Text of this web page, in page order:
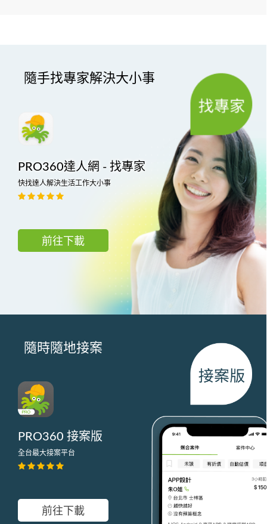
隨手找專家解決大小事
PRO360達人網 - 找專家
快找達人解決生活工作大小事
前往下載
隨時隨地接案
PRO360 接案版
全台最大接案平台
前往下載